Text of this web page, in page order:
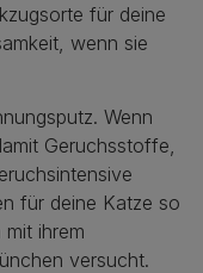
für deine
wenn sie
Wenn
Geruchsstoffe,
für deine Katze so
ihrem
versucht.